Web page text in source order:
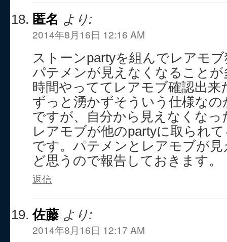
匿名 より:
2014年8月16日 12:16 AM
ストーンpartyを組んでレアモ
パテメンが見えなくなること
時間やっててレアモブ確認出
ずっと湧かずそういう仕様な
ですが、自分から見えなくな
レアモブが他のpartyに取られ
です。パテメンとレアモブが
ど思うので報告しておきます。
返信
佐藤 より:
2014年8月16日 12:17 AM